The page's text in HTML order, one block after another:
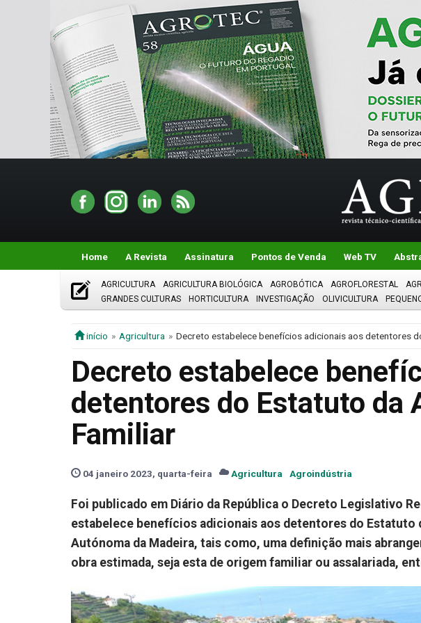
Home A Revista Assinatura Pontos de Venda Web TV
AGRICULTURA AGRICULTURA BIOLÓGICA AGROBÓTICA AGROFLORESTAL
GRANDES CULTURAS
HORTICULTURA INVESTIGAÇÃO OLIVICULTURA
início Agricultura Decreto estabelece benefícios adicionais aos detentores
Decreto estabelece
detentores do Estatuto da
Familiar
04 janeiro 2023, quarta-feira Agricultura Agroindústria
Foi publicado em Diário da República o Decreto Legislativo
estabelece benefícios adicionais aos detentores do Estatuto
Autónoma da Madeira, tais como, uma definição mais
obra estimada, seja esta de origem familiar ou assalariada,